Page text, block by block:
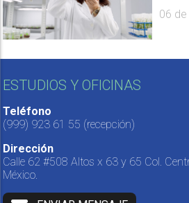
06
ESTUDIOS Y OFICINAS
Teléfono
(999) 923 61 55 (recepción)
Dirección
Calle 62 #508 Altos x 63 y 65 Col.
México.